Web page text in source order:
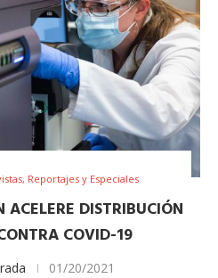
Reportajes y Especiales
DISTRIBUCIÓN
COVID-19
01/20/2021